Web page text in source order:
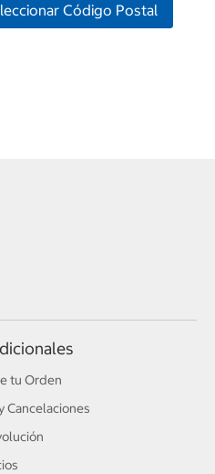
Código Postal
tu Orden
Cancelaciones